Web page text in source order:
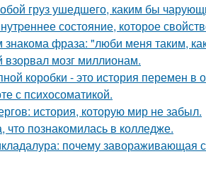
груз ушедшего, каким бы
состояние, которое
знакома фраза: "люби меня таким,
взорвал мозг миллионам.
коробки - это история перемен в
с психосоматикой.
история, которую мир не забыл.
что познакомилась в колледже.
почему